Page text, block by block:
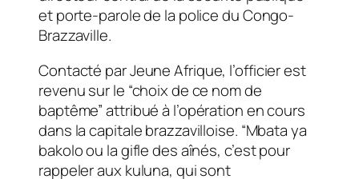
et porte-parole de la police du Congo-
Brazzaville.
Contacté parJeune Afrique, l’officier est
revenu sur le “choix de ce nom de
baptême” attribué à l’opération en cours
dans la capitale brazzavilloise. “Mbata ya
bakolo ou la gifle des aînés, c’est pour
rappeler aux kuluna, qui sont